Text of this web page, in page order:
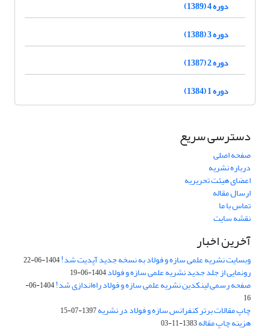
دوره 4 (1389)
دوره 3 (1388)
دوره 2 (1387)
دوره 1 (1384)
دسترسی سریع
صفحه اصلی
درباره نشریه
اعضای هیئت تحریریه
ارسال مقاله
تماس با ما
نقشه سایت
آخرین اخبار
وبسایت نشریه علمی سازه و فولاد به نسخه جدید آپدیت شد!1404-06-22
رونمایی از جلد جدید نشریه علمی سازه و فولاد1404-06-19
صفحه رسمی لینکدین نشریه علمی سازه و فولاد راه‌اندازی شد!
1404-06-
16
چاپ مقالات برتر کنفرانس سازه و فولاد در نشریه1397-07-15
هزینه چاپ مقاله1383-11-03